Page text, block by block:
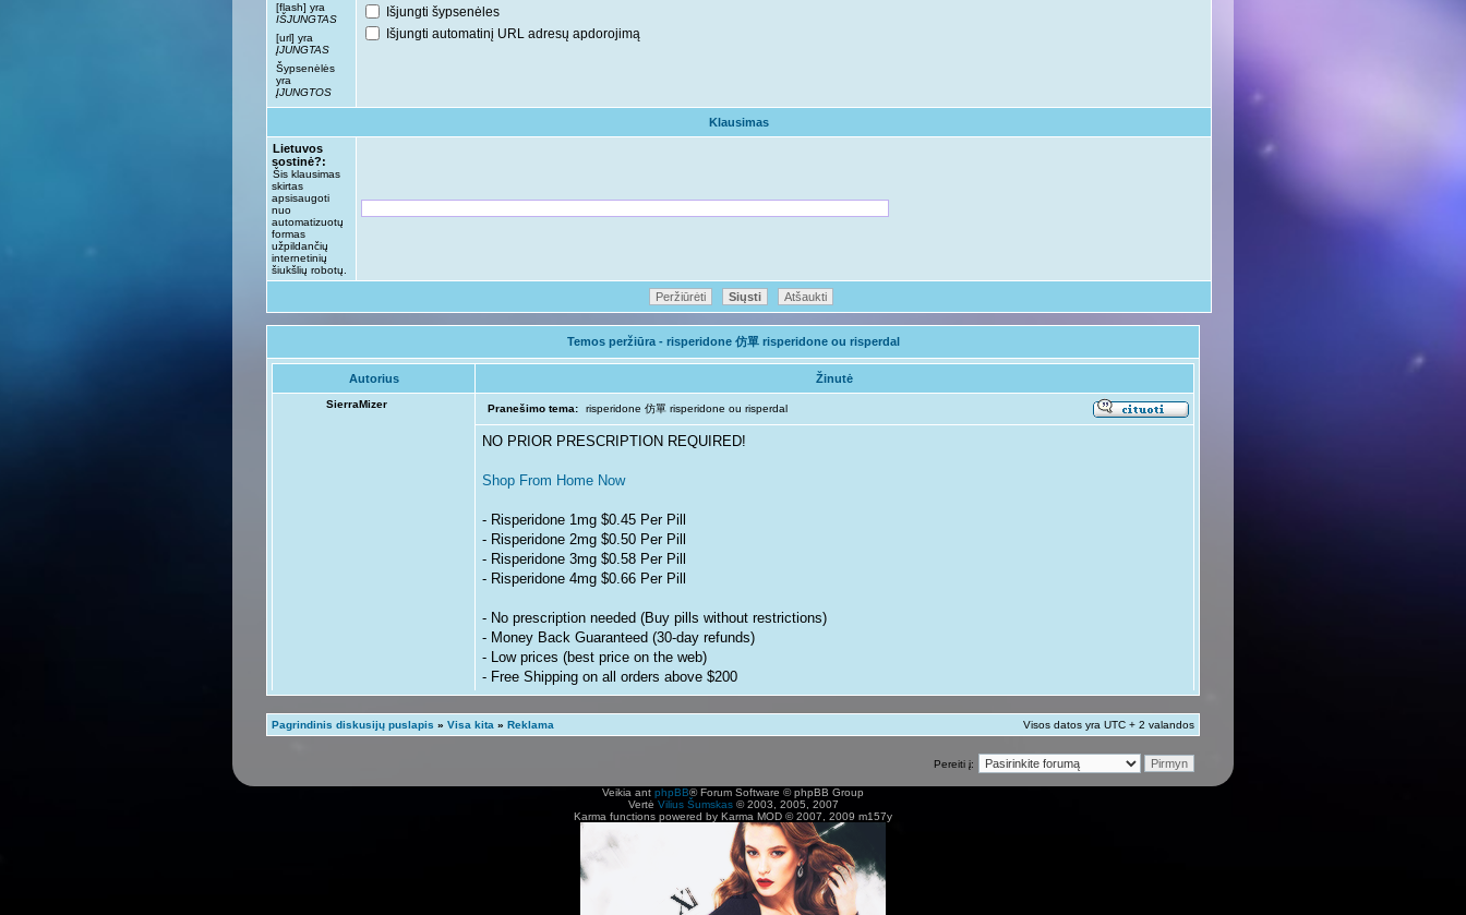
[flash] yra
IŠJUNGTAS
[url] yra
ĮJUNGTAS
Šypsenėlės
yra
ĮJUNGTOS
Išjungti šypsenėles
Išjungti automatinį URL adresų apdorojimą
Klausimas
Lietuvos
sostinė?:
Šis klausimas
skirtas
apsisaugoti
nuo
automatizuotų
formas
užpildančių
internetinių
šiukšlių robotų.
Temos peržiūra - risperidone 仿單 risperidone ou risperdal
Autorius Žinutė
SierraMizer Pranešimo tema: risperidone 仿單 risperidone ou risperdal
NO PRIOR PRESCRIPTION REQUIRED!
Shop From Home Now
- Risperidone 1mg $0.45 Per Pill
- Risperidone 2mg $0.50 Per Pill
- Risperidone 3mg $0.58 Per Pill
- Risperidone 4mg $0.66 Per Pill
- No prescription needed (Buy pills without restrictions)
- Money Back Guaranteed (30-day refunds)
- Low prices (best price on the web)
- Free Shipping on all orders above $200
- Express Delivery Available with UPS, FedEx, EMS, DHL
- Big discounts and sales (Save up to 80% off)
- Fast & Worldwide Delivery (Receive orders quickly)
- We accept: Visa/MasterCard/eCheck/Amex/Bitcoin
Random Internet Quotes: risperidone bnf para qué es el medicamento risperidona risperidone注意事項
risperidona mylan 0 5 mg que pasa si dejo de tomar risperidona de golpe risperidone remedica risperidona 1 mg
solución precio risperidone recreational use risperidone or olanzapine overdose of risperidone risperidone leaflet
risperidone injectable risperidone offers risperidona patente risperidone side effects in males risperidone tablets
Pagrindinis diskusijų puslapis » Visa kita » Reklama Visos datos yra UTC + 2 valandos
Pereiti į:
Veikia ant phpBB® Forum Software © phpBB Group
Vertė Vilius Šumskas© 2003, 2005, 2007
Karma functions powered by Karma MOD © 2007, 2009 m157y